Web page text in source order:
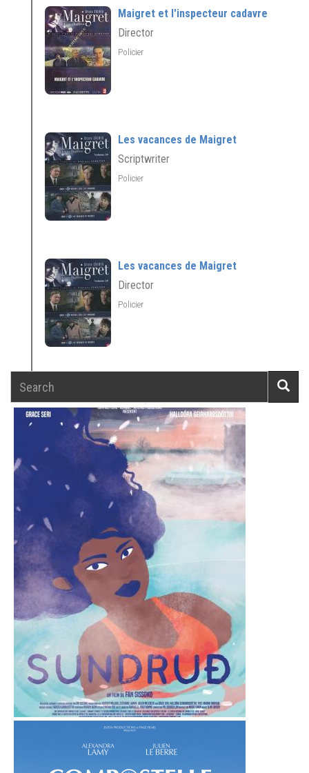
Maigret et l'inspecteur cadavre
Director
Policier
Les vacances de Maigret
Scriptwriter
Policier
Les vacances de Maigret
Director
Policier